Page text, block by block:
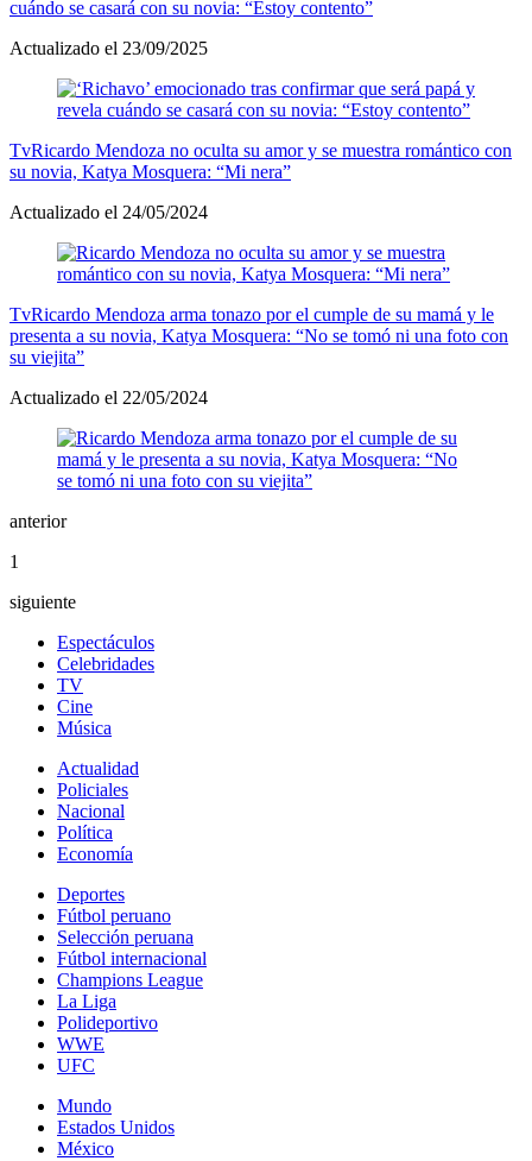
cuándo se casará con su novia: “Estoy contento”
Actualizado el 23/09/2025
TvRicardo Mendoza no oculta su amor y se muestra romántico con
su novia, Katya Mosquera: “Mi nera”
Actualizado el 24/05/2024
TvRicardo Mendoza arma tonazo por el cumple de su mamá y le
presenta a su novia, Katya Mosquera: “No se tomó ni una foto con
su viejita”
Actualizado el 22/05/2024
anterior
1
siguiente
Espectáculos
Celebridades
TV
Cine
Música
Actualidad
Policiales
Nacional
Política
Economía
Deportes
Fútbol peruano
Selección peruana
Fútbol internacional
Champions League
La Liga
Polideportivo
WWE
UFC
Mundo
Estados Unidos
México